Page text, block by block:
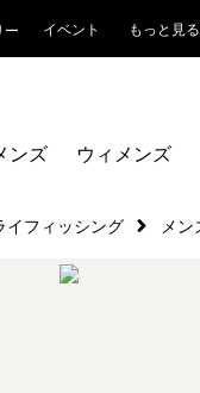
ー イベント もっと見る
ンズ ウィメンズ
イフィッシング メン